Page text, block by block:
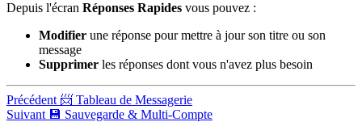
Depuis l'écran Réponses Rapides vous pouvez :
Modifier une réponse pour mettre à jour son titre ou son
message
Supprimer les réponses dont vous n'avez plus besoin
Précédent 📨 Tableau de Messagerie
Suivant 💾 Sauvegarde & Multi-Compte